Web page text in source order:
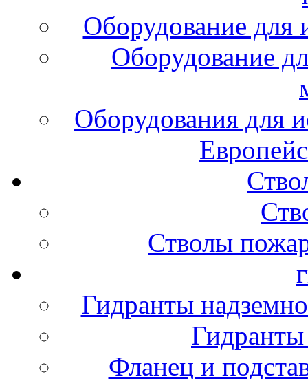
Оборудование для
Оборудование
Оборудования для
Стволы
Гидранты
Фланец и